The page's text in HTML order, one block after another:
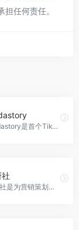
任何责任。
Glodastory是首个TikTok、Amazon、Douyin三合一跨域选品平台，助力全球电商增长。
策研社是为营销策划从业者提供方案交易、学习和交流的综合服务平台。